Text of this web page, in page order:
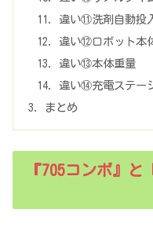
違い⑪洗剤自動投
違い⑫ロボット本
違い⑬本体重量
違い⑭充電ステー
まとめ
『705コンボ』と